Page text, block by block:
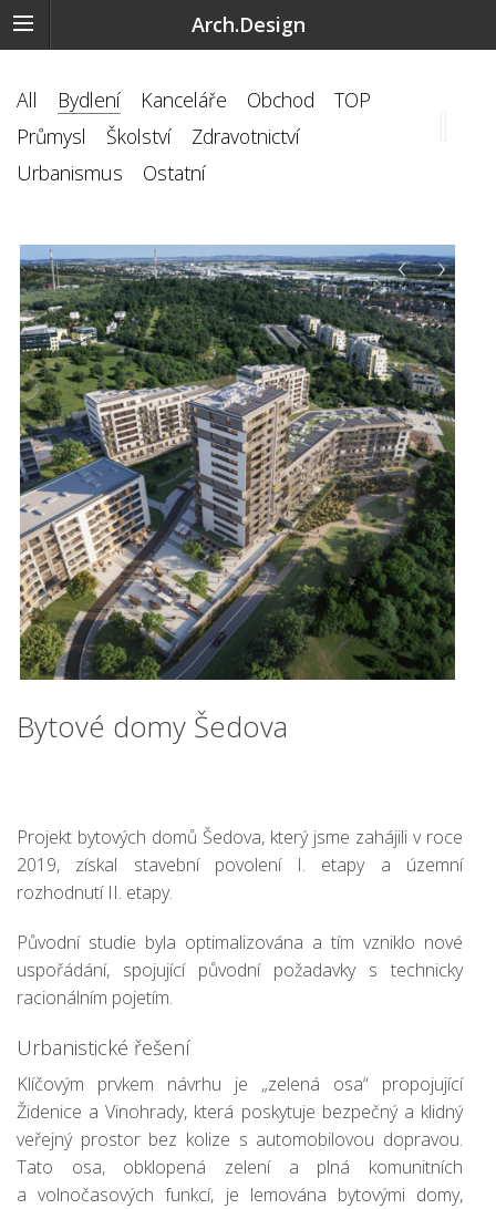
Arch.Design
All Bydlení Kanceláře Obchod
TOP
Průmysl
Školství
Zdravotnictví
Urbanismus
Ostatní
‹ ›
Bytové domy Šedova
Projekt bytových domů Šedova, který jsme zahájili v roce
2019, získal stavební povolení I. etapy a územní
rozhodnutí II. etapy.
Původní studie byla optimalizována a tím vzniklo nové
uspořádání, spojující původní požadavky s technicky
racionálním pojetím.
Urbanistické řešení
Klíčovým prvkem návrhu je „zelená osa“ propojující
Židenice a Vinohrady, která poskytuje bezpečný a klidný
veřejný prostor bez kolize s automobilovou dopravou.
Tato osa, obklopená zelení a plná komunitních
a volnočasových funkcí, je lemována bytovými domy,